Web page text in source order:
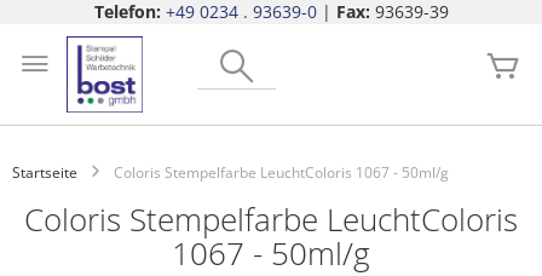
Telefon: +49 0234 . 93639-0| Fax: 93639-39
springen
Startseite Coloris Stempelfarbe LeuchtColoris 1067 - 50ml/g
Coloris Stempelfarbe LeuchtColoris
1067 - 50ml/g